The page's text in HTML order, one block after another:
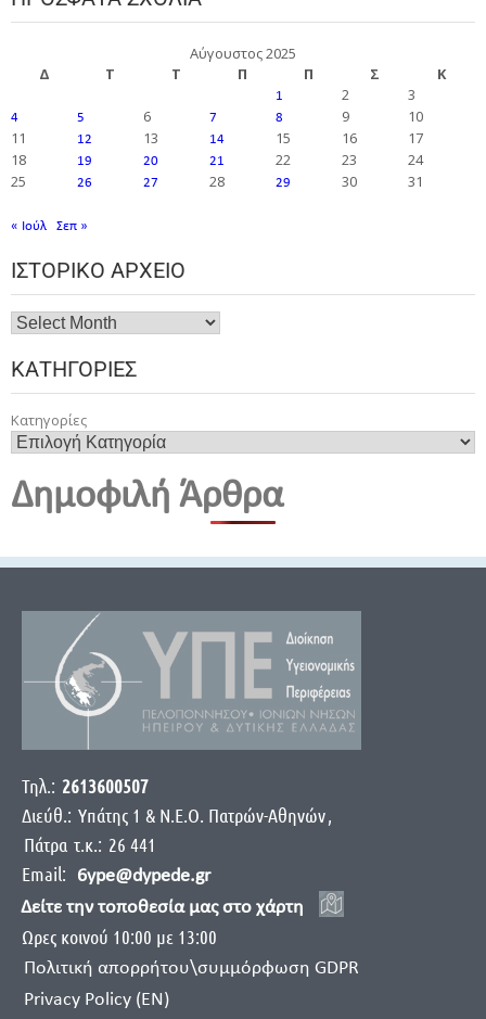
Αύγουστος 2025
Δ
Τ Τ Π Π Σ Κ
1 2 3
4 5 6 7 8 9
10
11
12 13 14 15 16
17
18
19 20 21 22 23
24
25
26 27 28 29 30 31
« Ιούλ Σεπ »
ΙΣΤΟΡΙΚΌ ΑΡΧΕΊΟ
ΚΑΤΗΓΟΡΊΕΣ
Κατηγορίες
Δημοφιλή Άρθρα
Τηλ.: 2613600507
Διεύθ.: Yπάτης 1 & Ν.Ε.Ο. Πατρών-Αθηνών,
Πάτρα τ.κ.: 26 441
Email:
6ype@dypede.gr
Δείτε την τοποθεσία μας στο χάρτη
Ωρες κοινού 10:00 με 13:00
Πολιτική απορρήτου\συμμόρφωση GDPR
Privacy Policy (EN)